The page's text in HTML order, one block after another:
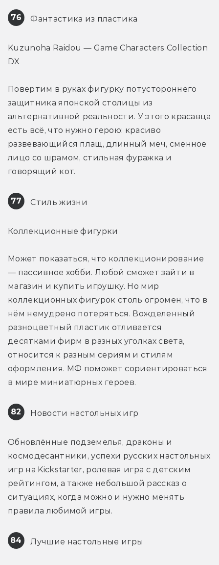
76 Фантастика из пластика
Kuzunoha Raidou — Game Characters Collection
DX
Повертим в руках фигурку потустороннего
защитника японской столицы из
альтернативной реальности. У этого красавца
есть всё, что нужно герою: красиво
развевающийся плащ, длинный меч, сменное
лицо со шрамом, стильная фуражка и
говорящий кот.
77 Стиль жизни
Коллекционные фигурки
Может показаться, что коллекционирование
— пассивное хобби. Любой сможет зайти в
магазин и купить игрушку. Но мир
коллекционных фигурок столь огромен, что в
нём немудрено потеряться. Вожделенный
разноцветный пластик отливается
десятками фирм в разных уголках света,
относится к разным сериям и стилям
оформления. МФ поможет сориентироваться
в мире миниатюрных героев.
82 Новости настольных игр
Обновлённые подземелья, драконы и
космодесантники, успехи русских настольных
игр на Kickstarter, ролевая игра с детским
рейтингом, а также небольшой рассказ о
ситуациях, когда можно и нужно менять
правила любимой игры.
84 Лучшие настольные игры